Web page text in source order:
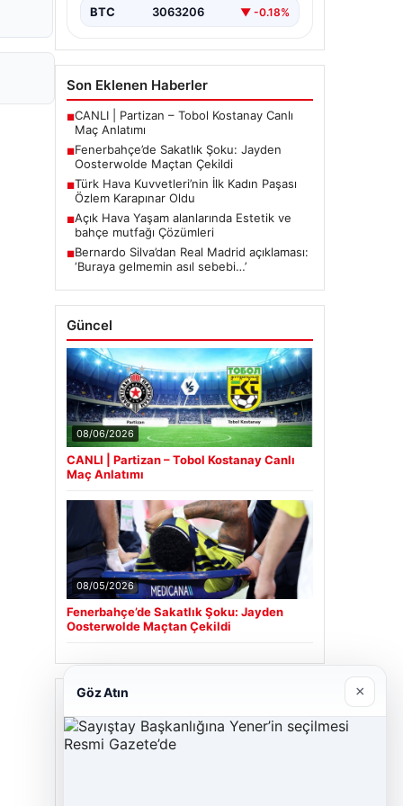
BTC 3063206 ▼ -0.18%
Son Eklenen Haberler
■CANLI | Partizan – Tobol Kostanay Canlı
Maç Anlatımı
■Fenerbahçe’de Sakatlık Şoku: Jayden
Oosterwolde Maçtan Çekildi
■Türk Hava Kuvvetleri’nin İlk Kadın Paşası
Özlem Karapınar Oldu
■Açık Hava Yaşam alanlarında Estetik ve
bahçe mutfağı Çözümleri
■Bernardo Silva’dan Real Madrid açıklaması:
‘Buraya gelmemin asıl sebebi…’
Güncel
08/06/2026
CANLI | Partizan – Tobol Kostanay Canlı
Maç Anlatımı
08/05/2026
Fenerbahçe’de Sakatlık Şoku: Jayden
Oosterwolde Maçtan Çekildi
Son Eklenen Firmalar
Cengiz Sigorta
Göz Atın ×